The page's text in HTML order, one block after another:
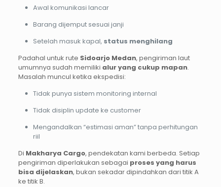
Awal komunikasi lancar
Barang dijemput sesuai janji
Setelah masuk kapal, status menghilang
Padahal untuk rute Sidoarjo Medan, pengiriman laut
umumnya sudah memiliki alur yang cukup mapan.
Masalah muncul ketika ekspedisi:
Tidak punya sistem monitoring internal
Tidak disiplin update ke customer
Mengandalkan “estimasi aman” tanpa perhitungan
riil
Di Makharya Cargo, pendekatan kami berbeda. Setiap
pengiriman diperlakukan sebagai proses yang harus
bisa dijelaskan, bukan sekadar dipindahkan dari titik A
ke titik B.